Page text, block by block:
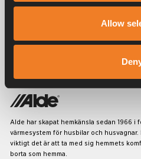
Allow
Service & support
Alde har skapat hemkänsla sedan 1966 i
värmesystem för husbilar och
viktigt det är att ta med sig hemmets
borta som hemma.